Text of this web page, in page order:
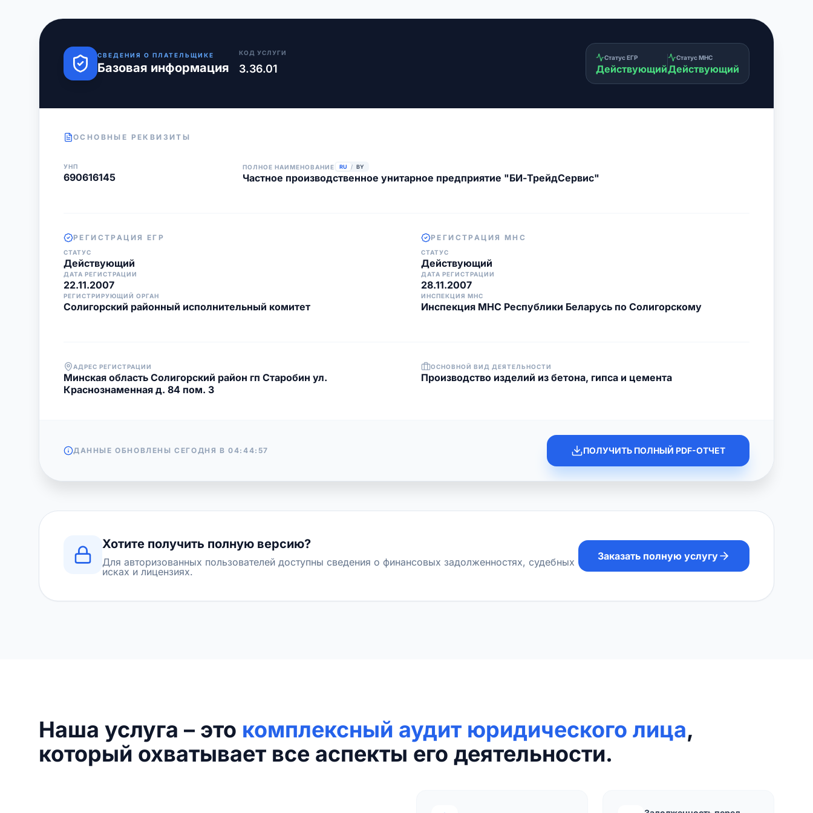
СВЕДЕНИЯ О ПЛАТЕЛЬЩИКЕ
Базовая информация
КОД УСЛУГИ
3.36.01
Статус ЕГР
Действующий
Статус МНС
Действующий
ОСНОВНЫЕ РЕКВИЗИТЫ
УНП
690616145
ПОЛНОЕ НАИМЕНОВАНИЕ RU / BY
Частное производственное унитарное предприятие "БИ-ТрейдСервис"
РЕГИСТРАЦИЯ ЕГР
СТАТУС
Действующий
ДАТА РЕГИСТРАЦИИ
22.11.2007
РЕГИСТРИРУЮЩИЙ ОРГАН
Солигорский районный исполнительный комитет
РЕГИСТРАЦИЯ МНС
СТАТУС
Действующий
ДАТА РЕГИСТРАЦИИ
28.11.2007
ИНСПЕКЦИЯ МНС
Инспекция МНС Республики Беларусь по Солигорскому
АДРЕС РЕГИСТРАЦИИ
Минская область Солигорский район гп Старобин ул.
Краснознаменная д. 84 пом. 3
ОСНОВНОЙ ВИД ДЕЯТЕЛЬНОСТИ
Производство изделий из бетона, гипса и цемента
ДАННЫЕ ОБНОВЛЕНЫ СЕГОДНЯ В04:44:57 ПОЛУЧИТЬ ПОЛНЫЙ PDF-ОТЧЕТ
Хотите получить полную версию?
Для авторизованных пользователей доступны сведения о финансовых задолженностях, судебных
исках и лицензиях.
Заказать полную услугу
Наша услуга – это комплексный аудит юридического лица,
который охватывает все аспекты его деятельности.